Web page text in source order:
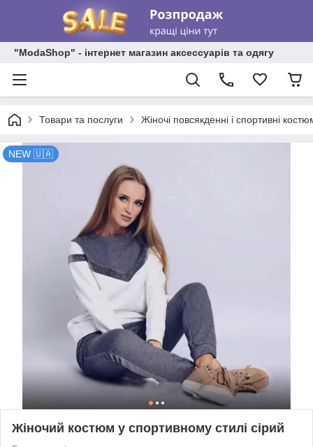
"ModaShop" - інтернет магазин аксессуарів та одягу
Товари та послуги Жіночі повсякденні і спортивні
NEW 🇺🇦
Жіночий костюм у спортивному стилі сірий